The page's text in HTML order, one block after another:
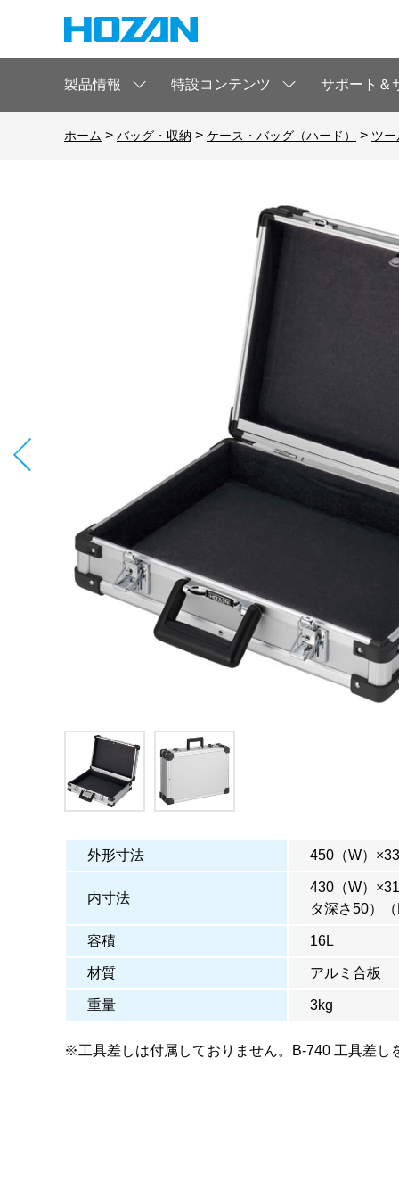
製品情報 特設コンテンツ サポート＆
ホーム > バッグ・収納 > ケース・バッグ（ハード） > ツ
外形寸法 450（W）
内寸法
430（W）
タ深さ50）
容積 16L
材質 アルミ合板
重量 3kg
※工具差しは付属しておりません。B-740 工具差し